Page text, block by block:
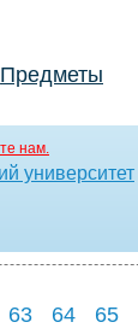
Предметы
нам.
университет
63 64 65